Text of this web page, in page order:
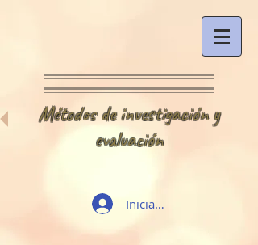
Métodos de investigación y
evaluación
Iniciar sesión